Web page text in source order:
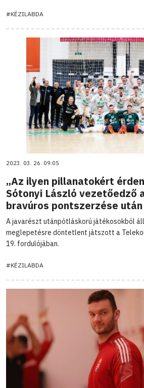
#KÉZILABDA
2023. 03. 26. 09:05
„Az ilyen pillanatokért
Sótonyi László vezetőedző
bravúros pontszerzése után
A javarészt utánpótláskorú játékosokból
meglepetésre döntetlent játszott a
19. fordulójában.
#KÉZILABDA